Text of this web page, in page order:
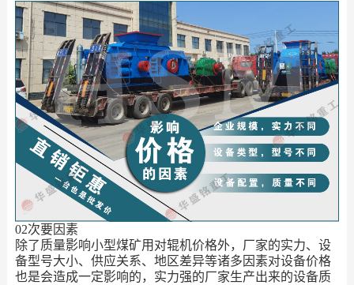
02次要因素
除了质量影响小型煤矿用对辊机价格外，厂家的实力、设
备型号大小、供应关系、地区差异等诸多因素对设备价格
也是会造成一定影响的，实力强的厂家生产出来的设备质